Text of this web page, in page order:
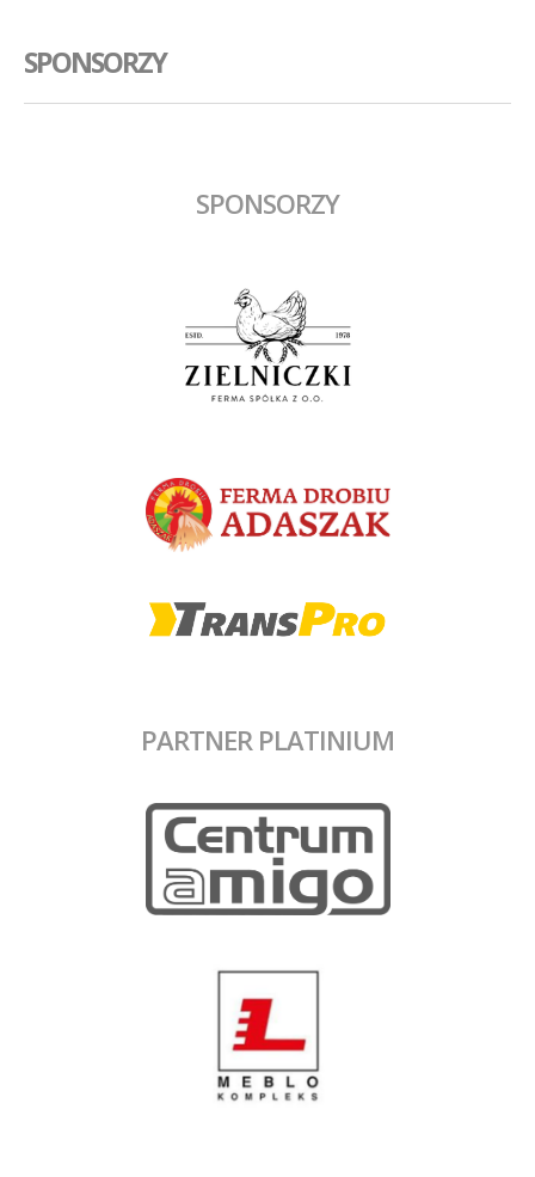
SPONSORZY
SPONSORZY
PARTNER PLATINIUM